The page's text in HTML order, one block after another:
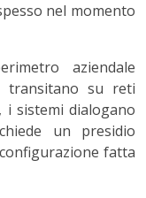
nel momento
aziendale
transitano su reti
sistemi dialogano
un presidio
fatta